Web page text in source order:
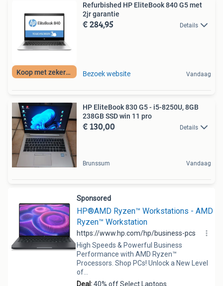
Koop met zekerheid
Refurbished HP EliteBook 840 G5 met
2jr garantie
€ 284,95 Details
Bezoek website Vandaag
HP EliteBook 830 G5 - i5-8250U, 8GB
238GB SSD win 11 pro
€ 130,00 Details
Brunssum Vandaag